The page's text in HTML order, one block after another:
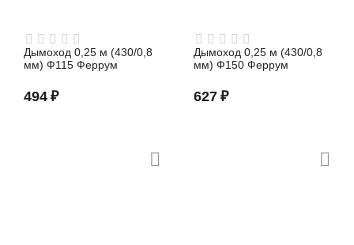
Дымоход 0,25 м (430/0,8
мм) Ф115 Феррум
494 ₽
Дымоход 0,25 м (430/0,8
мм) Ф150 Феррум
627 ₽